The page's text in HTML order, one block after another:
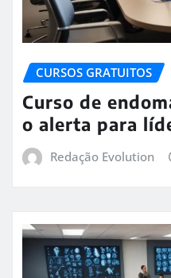
CURSOS GRATUITOS
Curso de
o alerta para
Redação Evolution